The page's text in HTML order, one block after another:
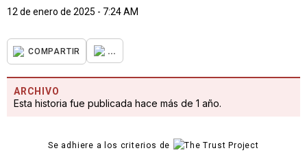
12 de enero de 2025 - 7:24 AM
COMPARTIR ...
ARCHIVO
Esta historia fue publicada hace más de 1 año.
Se adhiere a los criterios de